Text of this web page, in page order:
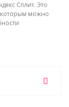
Сплит. Это
которым можно